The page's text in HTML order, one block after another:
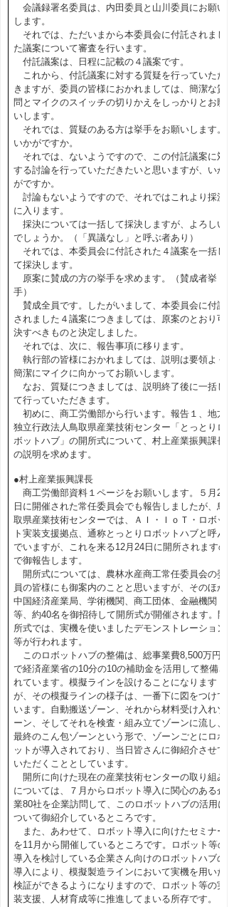
会議録署名委員は、内田委員と山川委員にお願い
します。
それでは、ただいまから本委員会に付託されまし
た議案について審査を行います。
付託議案は、日程に記載の４議案です。
これから、付託議案に対する質疑を行っていただ
きますが、委員の皆様におかれましては、簡潔な質
問とマイクのスイッチの切りかえをしっかりとお願
いします。
それでは、質疑のある方は挙手をお願いします。
いかがですか。
それでは、ないようですので、この付託議案に対
する討論を行っていただきたいと思いますが、いか
がですか。
討論もないようですので、それではこれより採決
に入ります。
採決については一括して採決しますが、よろしい
でしょうか。（「異議なし」と呼ぶ者あり）
それでは、本委員会に付託された４議案を一括し
て採決します。
原案に賛成の方の挙手を求めます。（賛成者挙
手）
賛成全員です。したがいまして、本委員会に付託
されました４議案につきましては、原案のとおり可
決すべきものと決定しました。
それでは、次に、報告事項に移ります。
執行部の皆様におかれましては、説明は要領よく
簡潔にマイクに向かってお願いします。
なお、質疑につきましては、説明終了後に一括し
て行っていただきます。
初めに、商工労働部から行います。報告１、地方
独立行政法人鳥取県産業技術センター「とっとりロ
ボットハブ」の開所式について、村上産業振興課長
の説明を求めます。
●村上産業振興課長
商工労働部資料１ページをお願いします。５月21
日に開催された常任委員会でも報告しましたが、鳥
取県産業技術センターでは、ＡＩ・ＩｏＴ・ロボッ
ト実装支援拠点、通称とっとりロボットハブと呼ん
でいますが、これを来る12月24日に開所されますの
で御報告します。
開所式については、農林水産商工常任委員会の委
員の皆様にも御案内のことと思いますが、そのほか
中国経済産業局、学術機関、商工団体、金融機関
等、約40名を御招待して開所式が開催されます。開
所式では、実機を使いましたデモンストレーション
等が行われます。
このロボットハブの整備は、総事業費8,500万円
で経済産業省の10分の10の補助金を活用して整備さ
れています。模擬ラインを設けることになります
が、その模擬ラインの様子は、一番下に図をつけて
います。自動搬送ゾーン、それから材料受け入れゾ
ーン、そしてそれを検査・組み立てゾーンに流し、
最終のこん包ゾーンという形で、ゾーンごとにロボ
ットが導入されており、当日皆さんに御紹介させて
いただくこととしています。
開所に向けた現在の産業技術センターの取り組み
については、７月からロボット導入に関心のある企
業80社を企業訪問して、このロボットハブの活用に
ついて御紹介しているところです。
また、あわせて、ロボット導入に向けたセミナー
を11月から開催しているところです。ロボット等の
導入を検討している企業さん向けのロボットハブの
導入により、模擬製造ラインにおいて実機を用いた
検証ができるようになりますので、ロボット等の実
装支援、人材育成等に推進してまいる所存です。